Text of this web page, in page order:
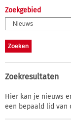
Zoekgebied
Zoekresultaten
Hier kan je nieuws
een bepaald lid van